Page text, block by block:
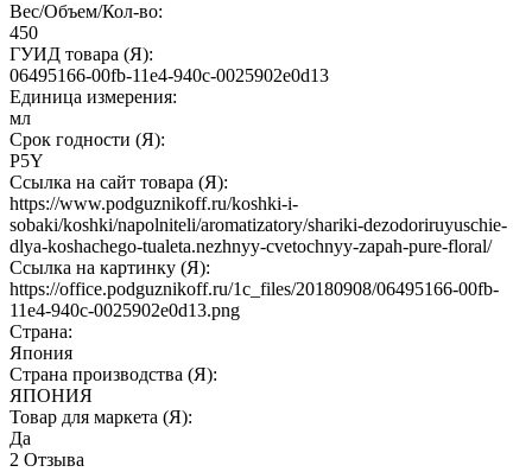
Вес/Объем/Кол-во:
450
ГУИД товара (Я):
06495166-00fb-11e4-940c-0025902e0d13
Единица измерения:
мл
Срок годности (Я):
P5Y
Ссылка на сайт товара (Я):
https://www.podguznikoff.ru/koshki-i-
sobaki/koshki/napolniteli/aromatizatory/shariki-dezodoriruyuschie-
dlya-koshachego-tualeta.nezhnyy-cvetochnyy-zapah-pure-floral/
Ссылка на картинку (Я):
https://office.podguznikoff.ru/1c_files/20180908/06495166-00fb-
11e4-940c-0025902e0d13.png
Страна:
Япония
Страна производства (Я):
ЯПОНИЯ
Товар для маркета (Я):
Да
2 Отзыва